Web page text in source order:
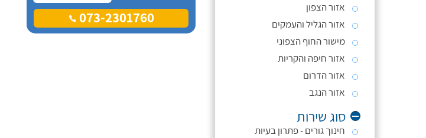
אזור הצפון
אזור הגליל והעמקים
מישור החוף הצפוני
אזור חיפה והקריות
אזור הדרום
אזור הנגב
סוג שירות
חינוך גורים - פתרון בעיות
073-2301760